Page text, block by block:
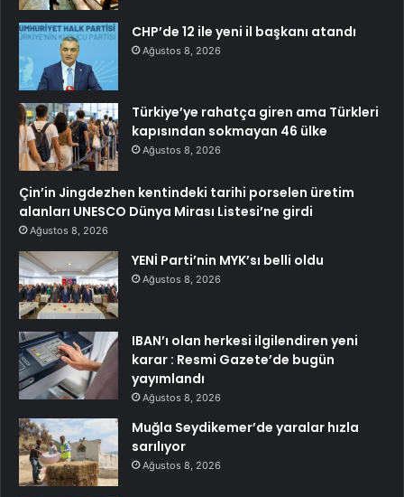
CHP’de 12 ile yeni il başkanı atandı
Ağustos 8, 2026
Türkiye’ye rahatça giren ama Türkleri
kapısından sokmayan 46 ülke
Ağustos 8, 2026
Çin’in Jingdezhen kentindeki tarihi porselen üretim
alanları UNESCO Dünya Mirası Listesi’ne girdi
Ağustos 8, 2026
YENİ Parti’nin MYK’sı belli oldu
Ağustos 8, 2026
IBAN’ı olan herkesi ilgilendiren yeni
karar : Resmi Gazete’de bugün
yayımlandı
Ağustos 8, 2026
Muğla Seydikemer’de yaralar hızla
sarılıyor
Ağustos 8, 2026